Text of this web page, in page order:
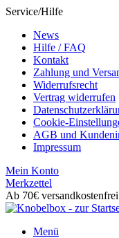
Service/Hilfe
News
Hilfe / FAQ
Kontakt
Zahlung und
Widerrufsrecht
Vertrag widerrufen
Cookie-
AGB und
Impressum
Mein Konto
Merkzettel
Ab 70€
Menü